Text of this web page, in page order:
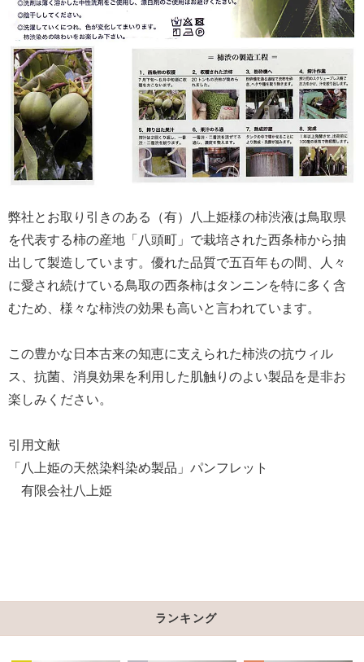
弊社とお取り引きのある（有）八上姫様の柿渋液は鳥取県
を代表する柿の産地「八頭町」で栽培された西条柿から抽
出して製造しています。優れた品質で五百年もの間、人々
に愛され続けている鳥取の西条柿はタンニンを特に多く含
むため、様々な柿渋の効果も高いと言われています。
この豊かな日本古来の知恵に支えられた柿渋の抗ウィル
ス、抗菌、消臭効果を利用した肌触りのよい製品を是非お
楽しみください。
引用文献
「八上姫の天然染料染め製品」パンフレット
有限会社八上姫
ランキング